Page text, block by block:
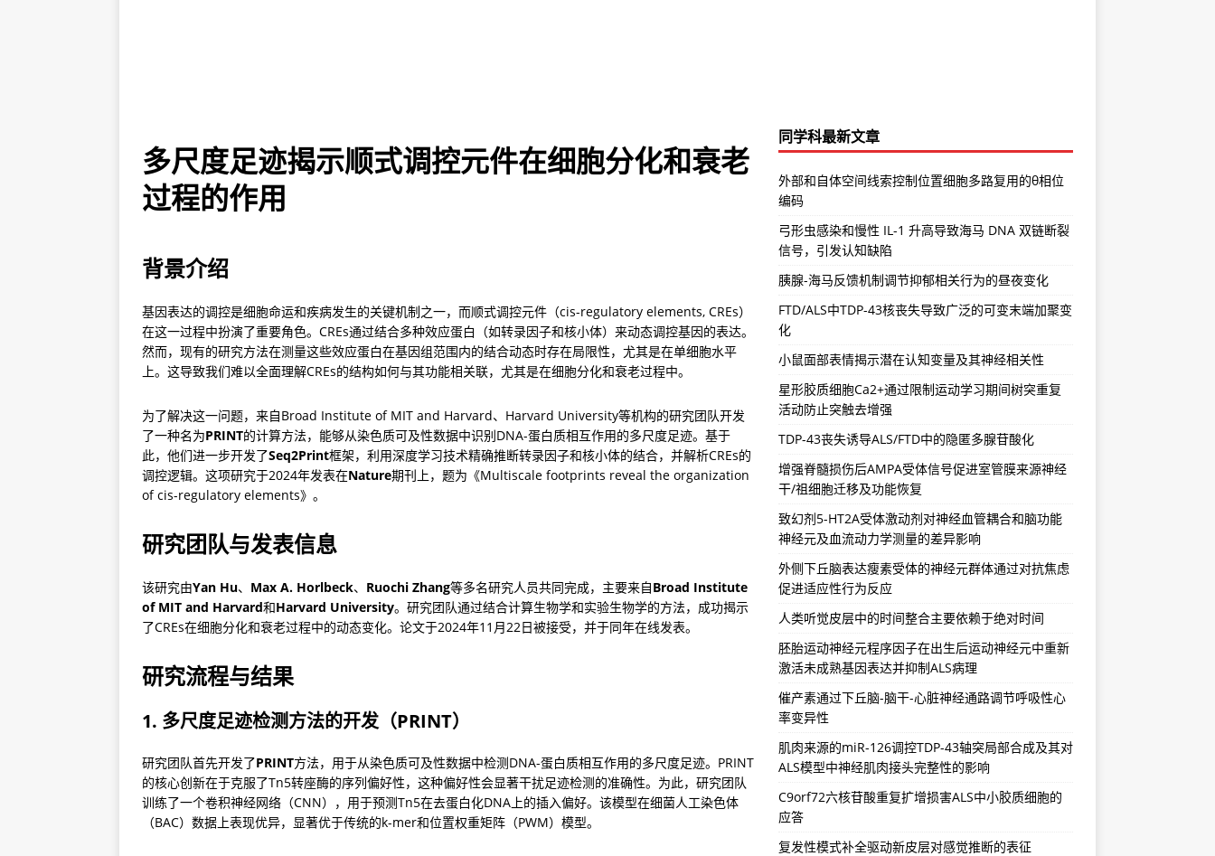
多尺度足迹揭示顺式调控元件在细胞分化和衰老
过程的作用
背景介绍
基因表达的调控是细胞命运和疾病发生的关键机制之一，而顺式调控元件（cis-regulatory elements, CREs）
在这一过程中扮演了重要角色。CREs通过结合多种效应蛋白（如转录因子和核小体）来动态调控基因的表达。
然而，现有的研究方法在测量这些效应蛋白在基因组范围内的结合动态时存在局限性，尤其是在单细胞水平
上。这导致我们难以全面理解CREs的结构如何与其功能相关联，尤其是在细胞分化和衰老过程中。
为了解决这一问题，来自Broad Institute of MIT and Harvard、Harvard University等机构的研究团队开发
了一种名为PRINT的计算方法，能够从染色质可及性数据中识别DNA-蛋白质相互作用的多尺度足迹。基于
此，他们进一步开发了Seq2Print框架，利用深度学习技术精确推断转录因子和核小体的结合，并解析CREs的
调控逻辑。这项研究于2024年发表在Nature期刊上，题为《Multiscale footprints reveal the organization
of cis-regulatory elements》。
研究团队与发表信息
该研究由Yan Hu、 Max A. Horlbeck、 Ruochi Zhang等多名研究人员共同完成，主要来自Broad Institute
of MIT and Harvard和Harvard University。研究团队通过结合计算生物学和实验生物学的方法，成功揭示
了CREs在细胞分化和衰老过程中的动态变化。论文于2024年11月22日被接受，并于同年在线发表。
研究流程与结果
1. 多尺度足迹检测方法的开发（PRINT）
研究团队首先开发了PRINT方法，用于从染色质可及性数据中检测DNA-蛋白质相互作用的多尺度足迹。PRINT
的核心创新在于克服了Tn5转座酶的序列偏好性，这种偏好性会显著干扰足迹检测的准确性。为此，研究团队
训练了一个卷积神经网络（CNN），用于预测Tn5在去蛋白化DNA上的插入偏好。该模型在细菌人工染色体
（BAC）数据上表现优异，显著优于传统的k-mer和位置权重矩阵（PWM）模型。
同学科最新文章
外部和自体空间线索控制位置细胞多路复用的θ相位
编码
弓形虫感染和慢性 IL-1 升高导致海马 DNA 双链断裂
信号，引发认知缺陷
胰腺-海马反馈机制调节抑郁相关行为的昼夜变化
FTD/ALS中TDP-43核丧失导致广泛的可变末端加聚变
化
小鼠面部表情揭示潜在认知变量及其神经相关性
星形胶质细胞Ca2+通过限制运动学习期间树突重复
活动防止突触去增强
TDP-43丧失诱导ALS/FTD中的隐匿多腺苷酸化
增强脊髓损伤后AMPA受体信号促进室管膜来源神经
干/祖细胞迁移及功能恢复
致幻剂5-HT2A受体激动剂对神经血管耦合和脑功能
神经元及血流动力学测量的差异影响
外侧下丘脑表达瘦素受体的神经元群体通过对抗焦虑
促进适应性行为反应
人类听觉皮层中的时间整合主要依赖于绝对时间
胚胎运动神经元程序因子在出生后运动神经元中重新
激活未成熟基因表达并抑制ALS病理
催产素通过下丘脑-脑干-心脏神经通路调节呼吸性心
率变异性
肌肉来源的miR-126调控TDP-43轴突局部合成及其对
ALS模型中神经肌肉接头完整性的影响
C9orf72六核苷酸重复扩增损害ALS中小胶质细胞的
应答
复发性模式补全驱动新皮层对感觉推断的表征